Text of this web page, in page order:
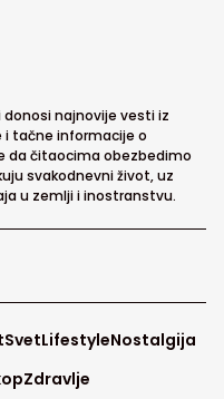
najnovije vesti iz
i tačne informacije o
da čitaocima obezbedimo
svakodnevni život, uz
u zemlji i inostranstvu.
SvetLifestyleNostalgija
Zdravlje